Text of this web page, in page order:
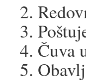
2.
3.
4. Čuva
5.